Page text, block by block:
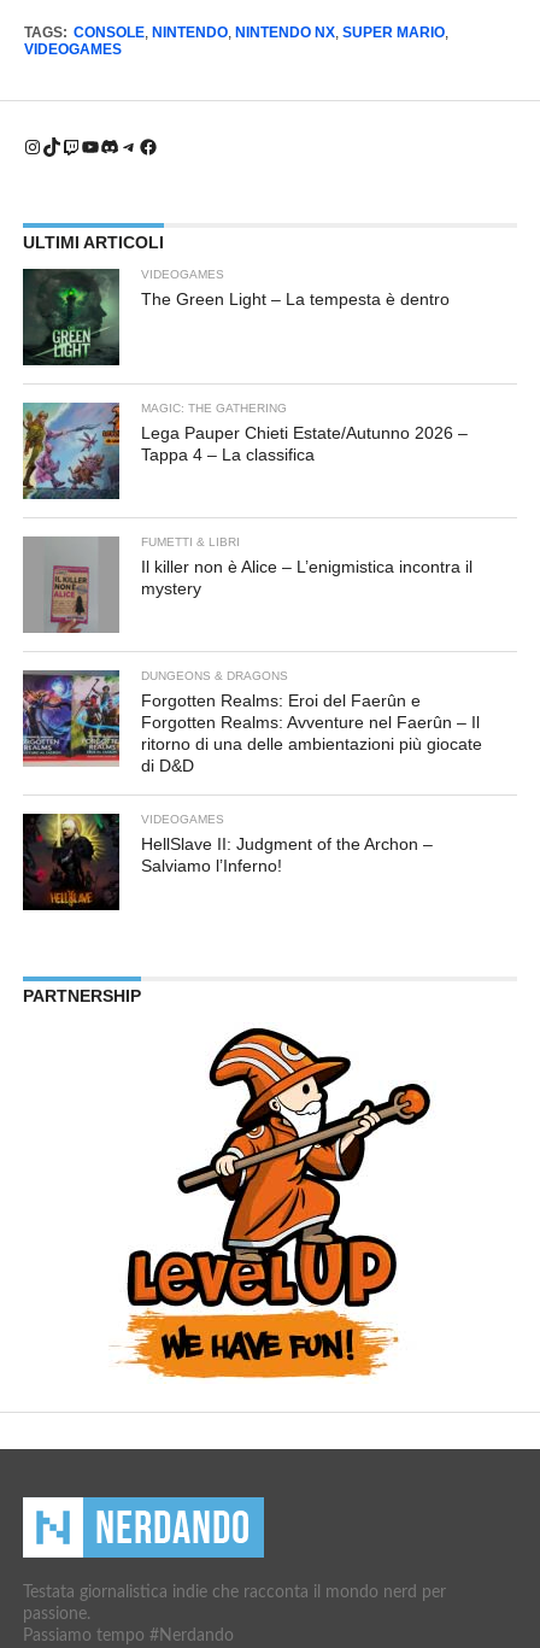
TAGS: CONSOLE, NINTENDO, NINTENDO NX, SUPER MARIO,
VIDEOGAMES
Instagram
TikTok
Twitch
YouTube
Discord
Telegram
Facebook
ULTIMI ARTICOLI
VIDEOGAMES
The Green Light – La tempesta è dentro
MAGIC: THE GATHERING
Lega Pauper Chieti Estate/Autunno 2026 –
Tappa 4 – La classifica
FUMETTI & LIBRI
Il killer non è Alice – L’enigmistica incontra il
mystery
DUNGEONS & DRAGONS
Forgotten Realms: Eroi del Faerûn e
Forgotten Realms: Avventure nel Faerûn – Il
ritorno di una delle ambientazioni più giocate
di D&D
VIDEOGAMES
HellSlave II: Judgment of the Archon –
Salviamo l’Inferno!
PARTNERSHIP
Testata giornalistica indie che racconta il mondo nerd per
passione.
Passiamo tempo #Nerdando